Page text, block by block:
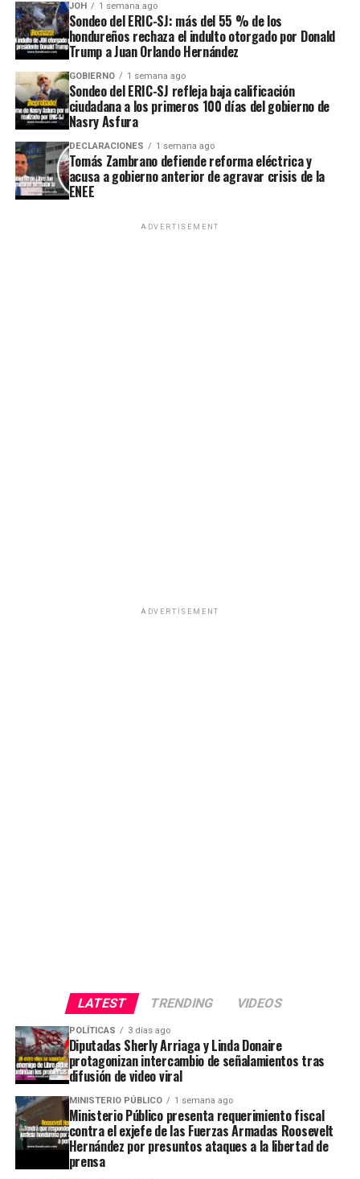
JOH 1 semana ago
Sondeo del ERIC-SJ: más del 55 % de los
hondureños rechaza el indulto otorgado por Donald
Trump a Juan Orlando Hernández
GOBIERNO 1 semana ago
Sondeo del ERIC-SJ refleja baja calificación
ciudadana a los primeros 100 días del gobierno de
Nasry Asfura
DECLARACIONES 1 semana ago
Tomás Zambrano defiende reforma eléctrica y
acusa a gobierno anterior de agravar crisis de la
ENEE
ADVERTISEMENT
ADVERTISEMENT
LATEST TRENDING VIDEOS
POLÍTICAS 3 días ago
Diputadas Sherly Arriaga y Linda Donaire
protagonizan intercambio de señalamientos tras
difusión de video viral
MINISTERIO PÚBLICO 1 semana ago
Ministerio Público presenta requerimiento fiscal
contra el exjefe de las Fuerzas Armadas Roosevelt
Hernández por presuntos ataques a la libertad de
prensa